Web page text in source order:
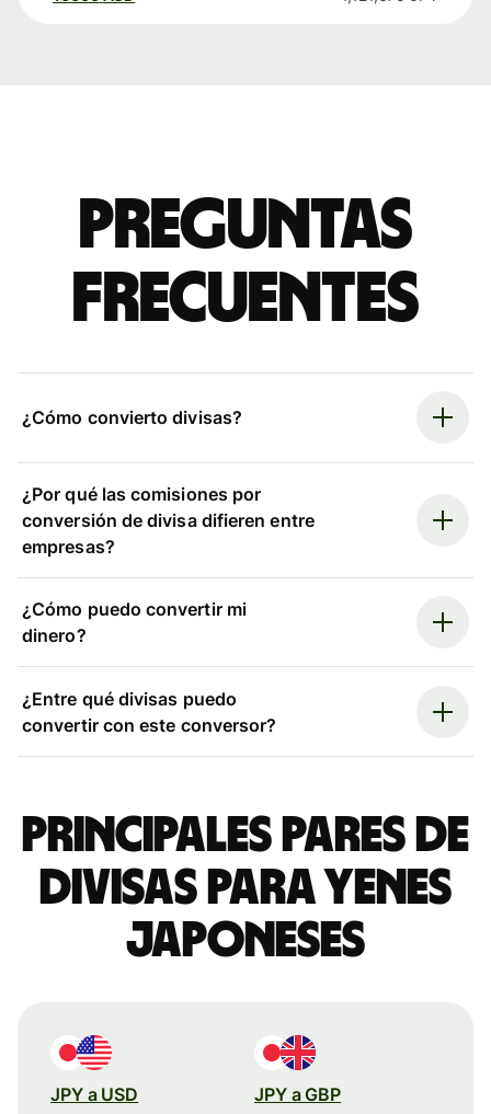
Preguntas
frecuentes
¿Cómo convierto divisas?
¿Por qué las comisiones por
conversión de divisa difieren entre
empresas?
¿Cómo puedo convertir mi
dinero?
¿Entre qué divisas puedo
convertir con este conversor?
Principales pares de
divisas para yenes
japoneses
JPY a USD JPY a GBP